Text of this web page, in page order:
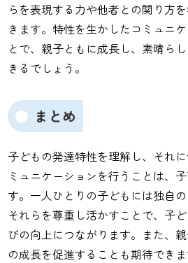
らを表現する力や他者との関り方
きます。特性を生かしたコミュニ
とで、親子ともに成長し、素晴ら
きるでしょう。
まとめ
子どもの発達特性を理解し、それ
ミュニケーションを行うことは、
す。一人ひとりの子どもには独自の
それらを尊重し活かすことで、子
びの向上につながります。また、
の成長を促進することも期待でき